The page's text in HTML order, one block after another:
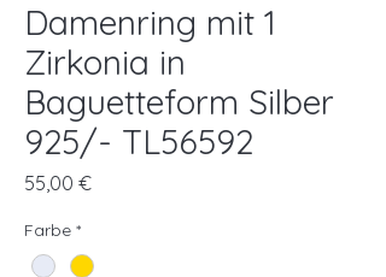
Damenring mit 1
Zirkonia in
Baguetteform Silber
925/- TL56592
55,00 €Preis
Farbe *